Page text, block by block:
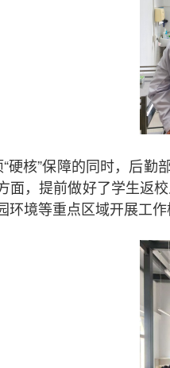
硬核”保障的同时，后勤
面，提前做好了学生返
环境等重点区域开展工